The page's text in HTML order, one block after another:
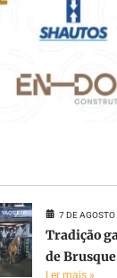
7 DE
Tradição
de
Ler mais »